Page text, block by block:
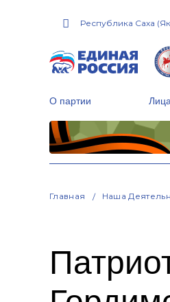
Республика Саха
О партии
Главная Наша